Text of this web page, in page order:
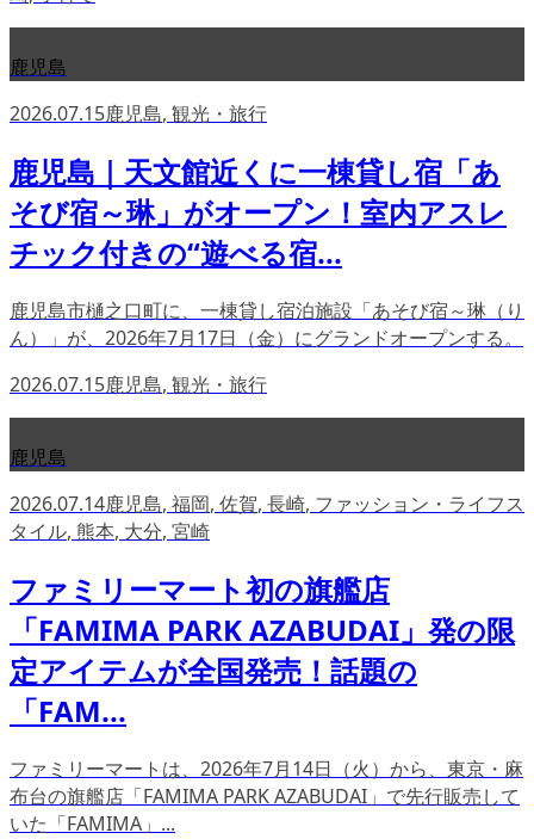
鹿児島
2026.07.15鹿児島, 観光・旅行
鹿児島｜天文館近くに一棟貸し宿「あ
そび宿～琳」がオープン！室内アスレ
チック付きの“遊べる宿...
鹿児島市樋之口町に、一棟貸し宿泊施設「あそび宿～琳（り
ん）」が、2026年7月17日（金）にグランドオープンする。
2026.07.15鹿児島, 観光・旅行
鹿児島
2026.07.14鹿児島, 福岡, 佐賀, 長崎, ファッション・ライフス
タイル, 熊本, 大分, 宮崎
ファミリーマート初の旗艦店
「FAMIMA PARK AZABUDAI」発の限
定アイテムが全国発売！話題の
「FAM...
ファミリーマートは、2026年7月14日（火）から、東京・麻
布台の旗艦店「FAMIMA PARK AZABUDAI」で先行販売して
いた「FAMIMA」...